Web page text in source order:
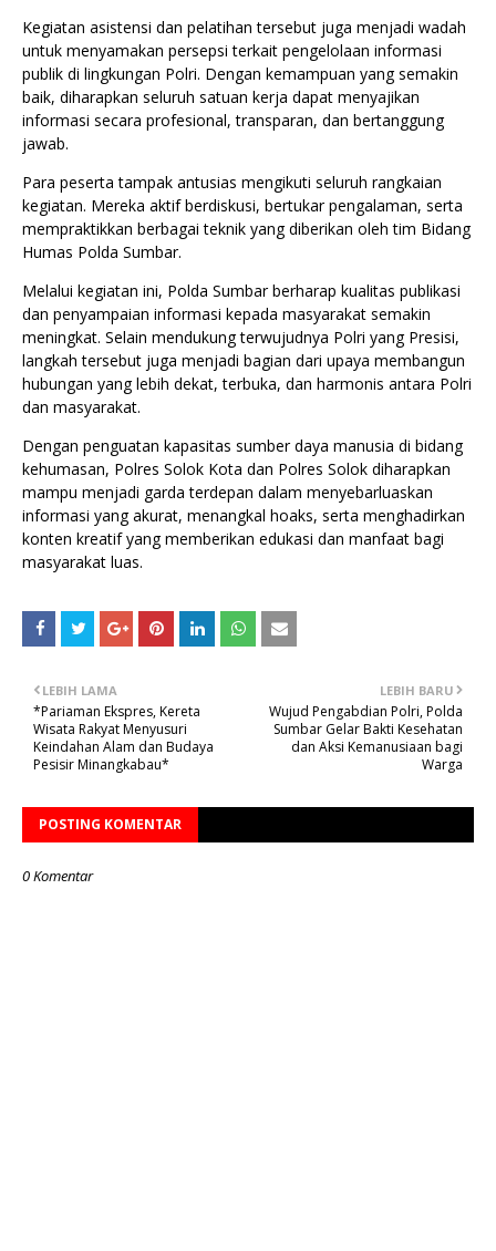
Kegiatan asistensi dan pelatihan tersebut juga menjadi wadah
untuk menyamakan persepsi terkait pengelolaan informasi
publik di lingkungan Polri. Dengan kemampuan yang semakin
baik, diharapkan seluruh satuan kerja dapat menyajikan
informasi secara profesional, transparan, dan bertanggung
jawab.
Para peserta tampak antusias mengikuti seluruh rangkaian
kegiatan. Mereka aktif berdiskusi, bertukar pengalaman, serta
mempraktikkan berbagai teknik yang diberikan oleh tim Bidang
Humas Polda Sumbar.
Melalui kegiatan ini, Polda Sumbar berharap kualitas publikasi
dan penyampaian informasi kepada masyarakat semakin
meningkat. Selain mendukung terwujudnya Polri yang Presisi,
langkah tersebut juga menjadi bagian dari upaya membangun
hubungan yang lebih dekat, terbuka, dan harmonis antara Polri
dan masyarakat.
Dengan penguatan kapasitas sumber daya manusia di bidang
kehumasan, Polres Solok Kota dan Polres Solok diharapkan
mampu menjadi garda terdepan dalam menyebarluaskan
informasi yang akurat, menangkal hoaks, serta menghadirkan
konten kreatif yang memberikan edukasi dan manfaat bagi
masyarakat luas.
LEBIH BARU
Wujud Pengabdian Polri, Polda
Sumbar Gelar Bakti Kesehatan
dan Aksi Kemanusiaan bagi
Warga
LEBIH LAMA
*Pariaman Ekspres, Kereta
Wisata Rakyat Menyusuri
Keindahan Alam dan Budaya
Pesisir Minangkabau*
POSTING KOMENTAR
0 Komentar